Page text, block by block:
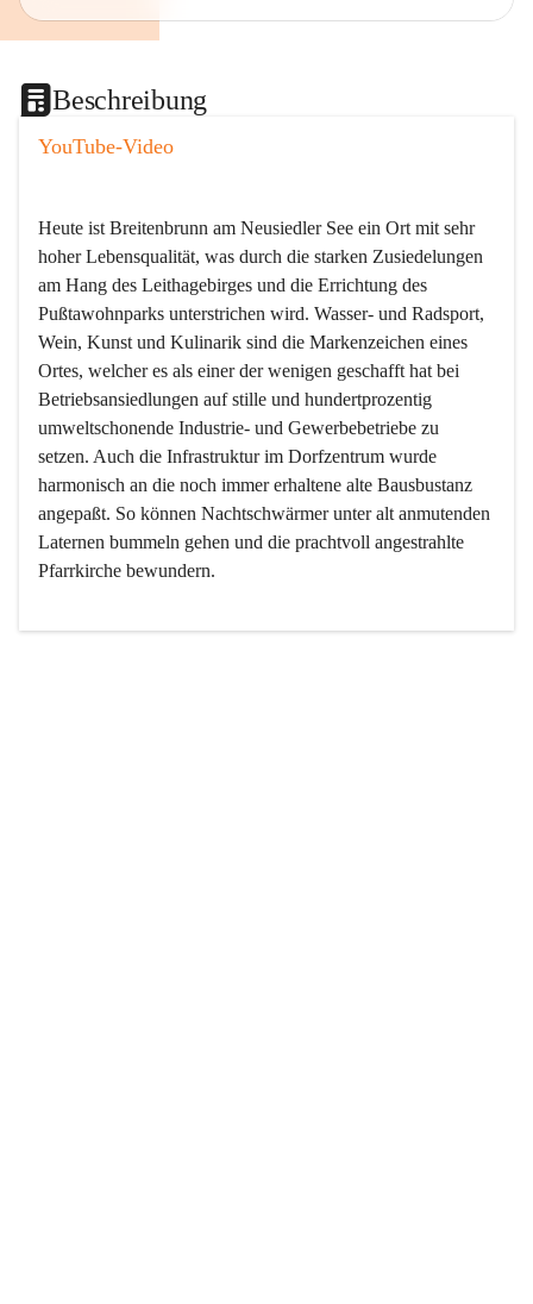
Beschreibung
YouTube-Video
Heute ist Breitenbrunn am Neusiedler See ein Ort mit sehr
hoher Lebensqualität, was durch die starken Zusiedelungen
am Hang des Leithagebirges und die Errichtung des
Pußtawohnparks unterstrichen wird. Wasser- und Radsport,
Wein, Kunst und Kulinarik sind die Markenzeichen eines
Ortes, welcher es als einer der wenigen geschafft hat bei
Betriebsansiedlungen auf stille und hundertprozentig
umweltschonende Industrie- und Gewerbebetriebe zu
setzen. Auch die Infrastruktur im Dorfzentrum wurde
harmonisch an die noch immer erhaltene alte Bausbustanz
angepaßt. So können Nachtschwärmer unter alt anmutenden
Laternen bummeln gehen und die prachtvoll angestrahlte
Pfarrkirche bewundern.
Der Weinbau dominert heute nicht mehr, ist aber integrativer